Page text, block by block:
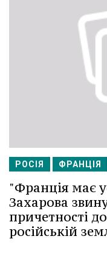
РОСІЯ ФРАНЦІЯ
"Франція має
Захарова
причетності
російській